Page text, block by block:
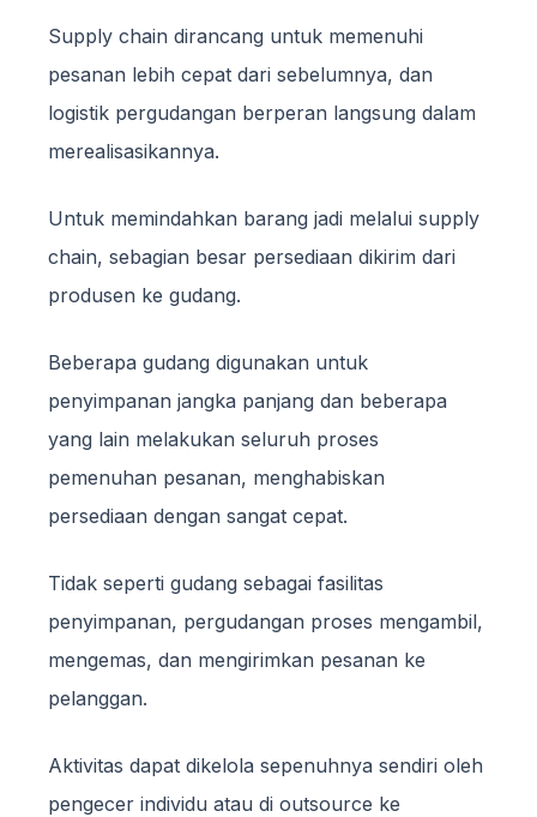
Supply chain dirancang untuk memenuhi
pesanan lebih cepat dari sebelumnya, dan
logistik pergudangan berperan langsung dalam
merealisasikannya.
Untuk memindahkan barang jadi melalui supply
chain, sebagian besar persediaan dikirim dari
produsen ke gudang.
Beberapa gudang digunakan untuk
penyimpanan jangka panjang dan beberapa
yang lain melakukan seluruh proses
pemenuhan pesanan, menghabiskan
persediaan dengan sangat cepat.
Tidak seperti gudang sebagai fasilitas
penyimpanan, pergudangan proses mengambil,
mengemas, dan mengirimkan pesanan ke
pelanggan.
Aktivitas dapat dikelola sepenuhnya sendiri oleh
pengecer individu atau di outsource ke